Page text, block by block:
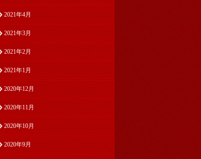
2021年4月
2021年3月
2021年2月
2021年1月
2020年12月
2020年11月
2020年10月
2020年9月